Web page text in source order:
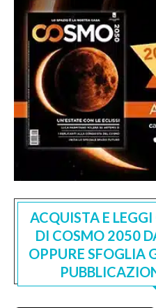
ACQUISTA E
DI COSMO 2050
OPPURE SFOGLIA